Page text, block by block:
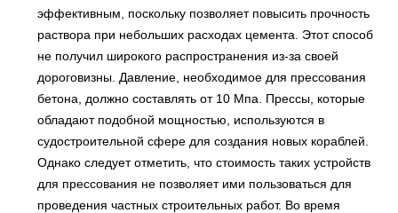
эффективным, поскольку позволяет повысить прочность
раствора при небольших расходах цемента. Этот способ
не получил широкого распространения из-за своей
дороговизны. Давление, необходимое для прессования
бетона, должно составлять от 10 Мпа. Прессы, которые
обладают подобной мощностью, используются в
судостроительной сфере для создания новых кораблей.
Однако следует отметить, что стоимость таких устройств
для прессования не позволяет ими пользоваться для
проведения частных строительных работ. Во время